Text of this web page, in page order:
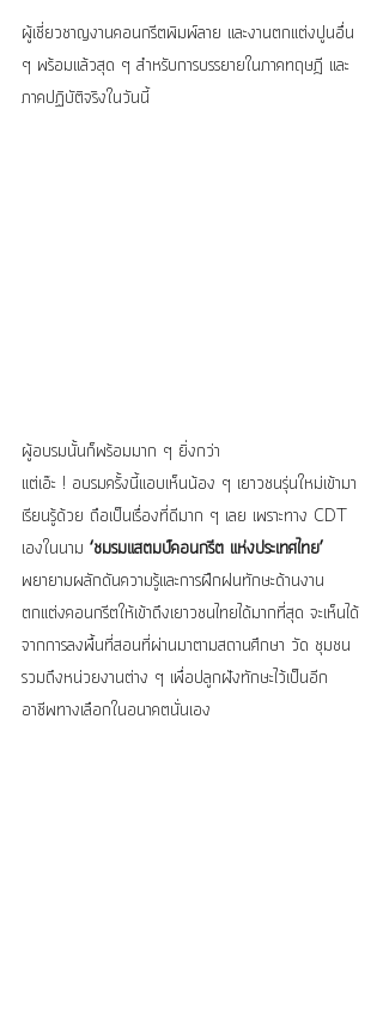
ผู้เชี่ยวชาญงานคอนกรีตพิมพ์ลาย และงานตกแต่งปูนอื่น
ๆ พร้อมแล้วสุด ๆ สำหรับการบรรยายในภาคทฤษฎี และ
ภาคปฏิบัติจริงในวันนี้
ผู้อบรมนั้นก็พร้อมมาก ๆ ยิ่งกว่า
แต่เอ๊ะ ! อบรมครั้งนี้แอบเห็นน้อง ๆ เยาวชนรุ่นใหม่เข้ามา
เรียนรู้ด้วย ถือเป็นเรื่องที่ดีมาก ๆ เลย เพราะทาง CDT
เองในนาม ‘ชมรมแสตมป์คอนกรีต แห่งประเทศไทย’
พยายามผลักดันความรู้และการฝึกฝนทักษะด้านงาน
ตกแต่งคอนกรีตให้เข้าถึงเยาวชนไทยได้มากที่สุด จะเห็นได้
จากการลงพื้นที่สอนที่ผ่านมาตามสถานศึกษา วัด ชุมชน
รวมถึงหน่วยงานต่าง ๆ เพื่อปลูกฝังทักษะไว้เป็นอีก
อาชีพทางเลือกในอนาคตนั่นเอง